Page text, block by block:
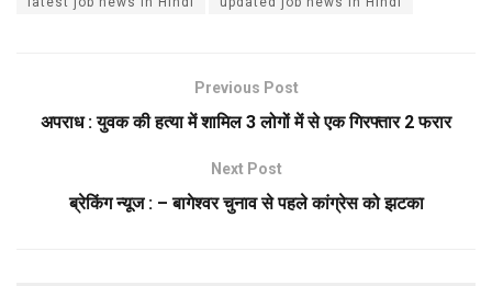
Previous Post
अपराध : युवक की हत्या में शामिल 3 लोगों में से एक गिरफ्तार 2 फरार
Next Post
ब्रेकिंग न्यूज : – बागेश्वर चुनाव से पहले कांग्रेस को झटका